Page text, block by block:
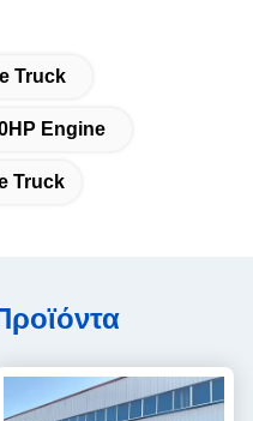
Truck
Engine
Truck